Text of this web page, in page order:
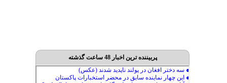
پربیننده ترین اخبار 48 ساعت گذشته